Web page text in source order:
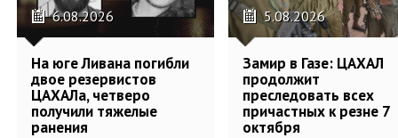
6.08.2026
На юге Ливана погибли
двое резервистов
ЦАХАЛа, четверо
получили тяжелые
ранения
5.08.2026
Замир в Газе: ЦАХАЛ
продолжит
преследовать всех
причастных к резне 7
октября